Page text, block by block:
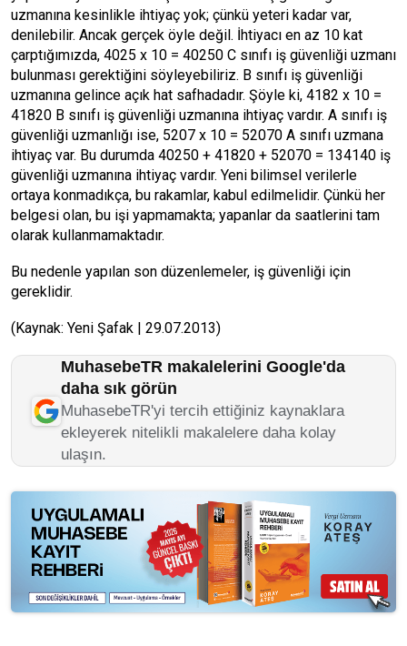
uzmanına kesinlikle ihtiyaç yok; çünkü yeteri kadar var,
denilebilir. Ancak gerçek öyle değil. İhtiyacı en az 10 kat
çarptığımızda, 4025 x 10 = 40250 C sınıfı iş güvenliği uzmanı
bulunması gerektiğini söyleyebiliriz. B sınıfı iş güvenliği
uzmanına gelince açık hat safhadadır. Şöyle ki, 4182 x 10 =
41820 B sınıfı iş güvenliği uzmanına ihtiyaç vardır. A sınıfı iş
güvenliği uzmanlığı ise, 5207 x 10 = 52070 A sınıfı uzmana
ihtiyaç var. Bu durumda 40250 + 41820 + 52070 = 134140 iş
güvenliği uzmanına ihtiyaç vardır. Yeni bilimsel verilerle
ortaya konmadıkça, bu rakamlar, kabul edilmelidir. Çünkü her
belgesi olan, bu işi yapmamakta; yapanlar da saatlerini tam
olarak kullanmamaktadır.
Bu nedenle yapılan son düzenlemeler, iş güvenliği için
gereklidir.
(Kaynak: Yeni Şafak | 29.07.2013)
MuhasebeTR makalelerini Google'da
daha sık görün
MuhasebeTR'yi tercih ettiğiniz kaynaklara
ekleyerek nitelikli makalelere daha kolay
ulaşın.